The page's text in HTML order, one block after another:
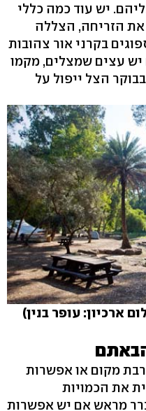
יש עוד כמה כללי
את הזריחה, הצללה
בקרני אור צהובות
יש עצים שמצלים, מקמו
הצל ייפול על
ארכיון: עופר בנין)
מקום או אפשרות
את הכמויות
מראש אם יש אפשרות